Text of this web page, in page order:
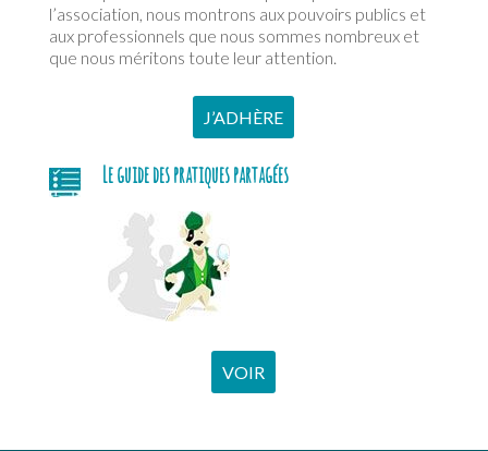
l’association, nous montrons aux pouvoirs publics et
aux professionnels que nous sommes nombreux et
que nous méritons toute leur attention.
J’ADHÈRE
Le guide des pratiques partagées
VOIR